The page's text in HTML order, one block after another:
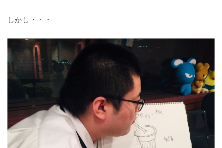
しかし ・・・